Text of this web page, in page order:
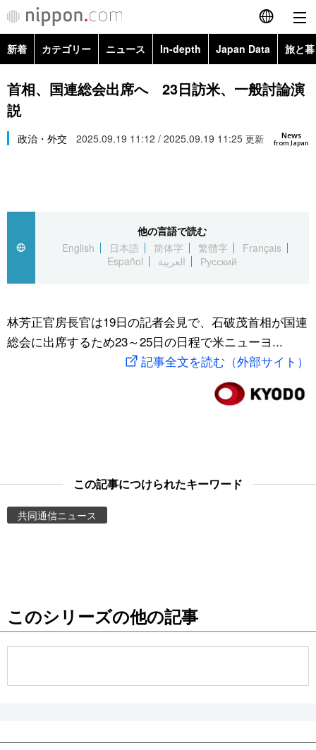
English
简体字
Русский
カテゴリー
経済・ビジネス
国際
文化
トップ
アーカイブ
In-depth
Japan Data
動画/Live
お知らせ
新着 カテゴリー ニュース In-depth Japan Data 旅と
政治・外交
経済・ビジネス
スポーツ・東京2020
Topics
首相、国連総会出席へ 23日訪米、一般討論演
説
News
from Japan
政治・外交 2025.09.19 11:12 / 2025.09.19 11:25 更新
他の言語で読む
English
日本語 简体字 繁體字
Français
Español
العربية Русский
林芳正官房長官は19日の記者会見で、石破茂首相が国連
総会に出席するため23～25日の日程で米ニューヨ...
記事全文を読む（外部サイト）
この記事につけられたキーワード
共同通信ニュース
このシリーズの他の記事